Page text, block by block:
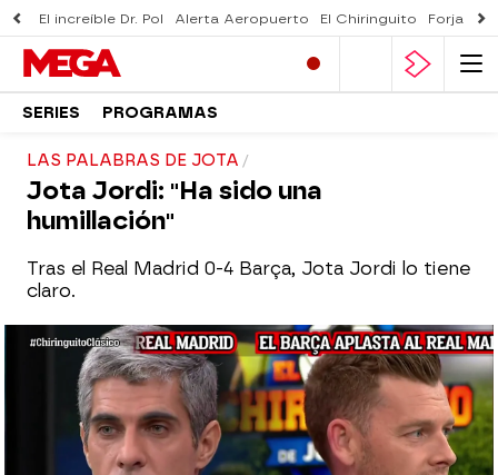
El increíble Dr. Pol Alerta Aeropuerto El Chiringuito Forjado
SERIES PROGRAMAS
LAS PALABRAS DE JOTA
Jota Jordi: "Ha sido una
humillación"
Tras el Real Madrid 0-4 Barça, Jota Jordi lo tiene
claro.